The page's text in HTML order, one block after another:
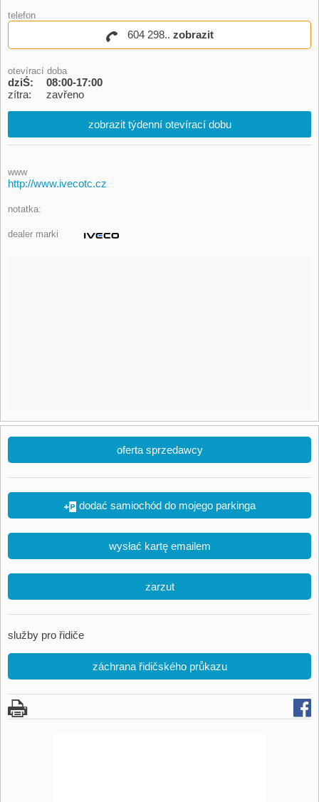
telefon
604 298.. zobrazit
otevírací doba
dziŚ:
08:00-17:00
zítra:
zavřeno
zobrazit týdenní otevírací dobu
www
http://www.ivecotc.cz
notatka:
dealer marki
oferta sprzedawcy
dodać samiochód do mojego parkinga
wysłać kartę emailem
zarzut
služby pro řidiče
záchrana řidičského průkazu